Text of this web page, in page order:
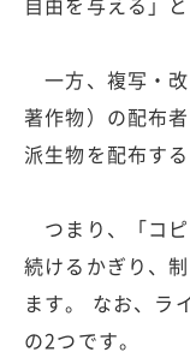
一方、複写・
著作物）の配布
派生物を配布す
つまり、「コ
続けるかぎり、
ます。 なお、ラ
の2つです。